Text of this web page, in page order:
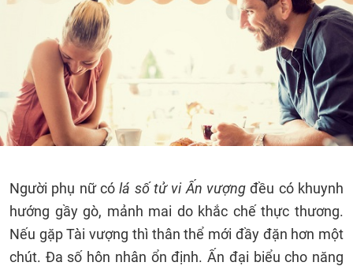
Người phụ nữ cólá số tử vi Ấn vượng đều có khuynh
hướng gầy gò, mảnh mai do khắc chế thực thương.
Nếu gặp Tài vượng thì thân thể mới đầy đặn hơn một
chút. Đa số hôn nhân ổn định. Ấn đại biểu cho năng